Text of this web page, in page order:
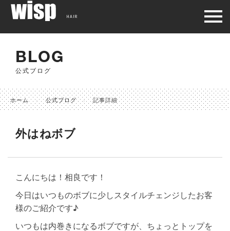
BLOG
公式ブログ
ホーム 公式ブログ 記事詳細
外はねボブ
こんにちは！相良です！
今日はいつものボブに少しスタイルチェンジしたお客
様のご紹介です♪
いつもは内巻きになるボブですが、ちょっとトップを
HAIR